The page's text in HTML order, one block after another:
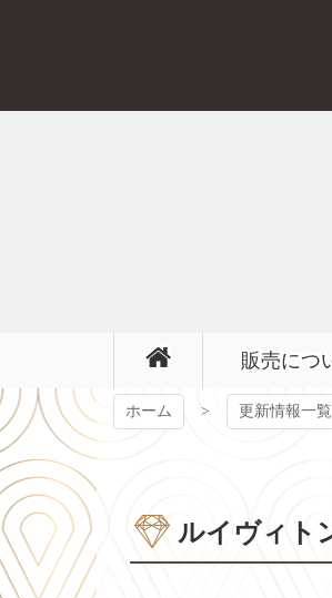
販売につ
ホーム 更新情報一覧
ルイヴィト